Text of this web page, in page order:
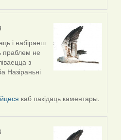
і набіраеш
праблем не
з
Назіраньні
каб пакідаць каментары.